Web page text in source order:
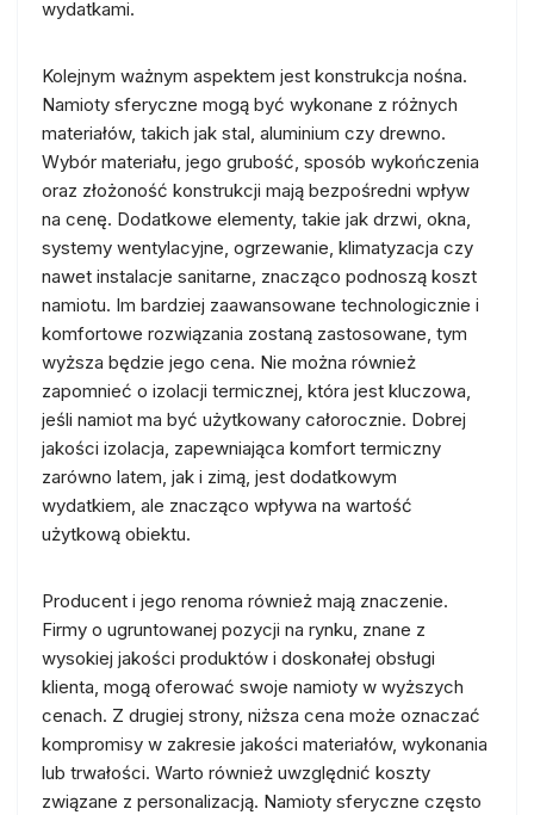
wydatkami.
Kolejnym ważnym aspektem jest konstrukcja nośna.
Namioty sferyczne mogą być wykonane z różnych
materiałów, takich jak stal, aluminium czy drewno.
Wybór materiału, jego grubość, sposób wykończenia
oraz złożoność konstrukcji mają bezpośredni wpływ
na cenę. Dodatkowe elementy, takie jak drzwi, okna,
systemy wentylacyjne, ogrzewanie, klimatyzacja czy
nawet instalacje sanitarne, znacząco podnoszą koszt
namiotu. Im bardziej zaawansowane technologicznie i
komfortowe rozwiązania zostaną zastosowane, tym
wyższa będzie jego cena. Nie można również
zapomnieć o izolacji termicznej, która jest kluczowa,
jeśli namiot ma być użytkowany całorocznie. Dobrej
jakości izolacja, zapewniająca komfort termiczny
zarówno latem, jak i zimą, jest dodatkowym
wydatkiem, ale znacząco wpływa na wartość
użytkową obiektu.
Producent i jego renoma również mają znaczenie.
Firmy o ugruntowanej pozycji na rynku, znane z
wysokiej jakości produktów i doskonałej obsługi
klienta, mogą oferować swoje namioty w wyższych
cenach. Z drugiej strony, niższa cena może oznaczać
kompromisy w zakresie jakości materiałów, wykonania
lub trwałości. Warto również uwzględnić koszty
związane z personalizacją. Namioty sferyczne często